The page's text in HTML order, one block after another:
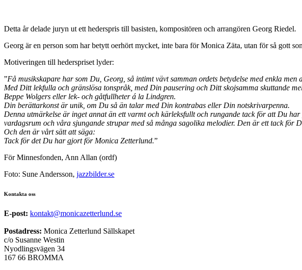
Detta år delade juryn ut ett hederspris till basisten, kompositören och arrangören Georg Riedel.
Georg är en person som har betytt oerhört mycket, inte bara för Monica Zäta, utan för så gott
Motiveringen till hederspriset lyder:
”Få musikskapare har som Du, Georg, så intimt vävt samman ordets betydelse med enkla
Med Ditt lekfulla och gränslösa tonspråk, med Din pausering och Ditt skojsamma skuttande
Beppe Wolgers eller lek- och gåtfullheter á la Lindgren.
Din berättarkonst är unik, om Du så än talar med Din kontrabas eller Din notskrivarpenna.
Denna utmärkelse är inget annat än ett varmt och kärleksfullt och rungande tack för att Du
vardagsrum och våra sjungande strupar med så många sagolika melodier. Den är ett tack för
Och den är vårt sätt att säga:
Tack för det Du har gjort för Monica Zetterlund.”
För Minnesfonden, Ann Allan (ordf)
Foto: Sune Andersson, jazzbilder.se
Kontakta oss
E-post: kontakt@monicazetterlund.se
Postadress: Monica Zetterlund Sällskapet
c/o Susanne Westin
Nyodlingsvägen 34
167 66 BROMMA